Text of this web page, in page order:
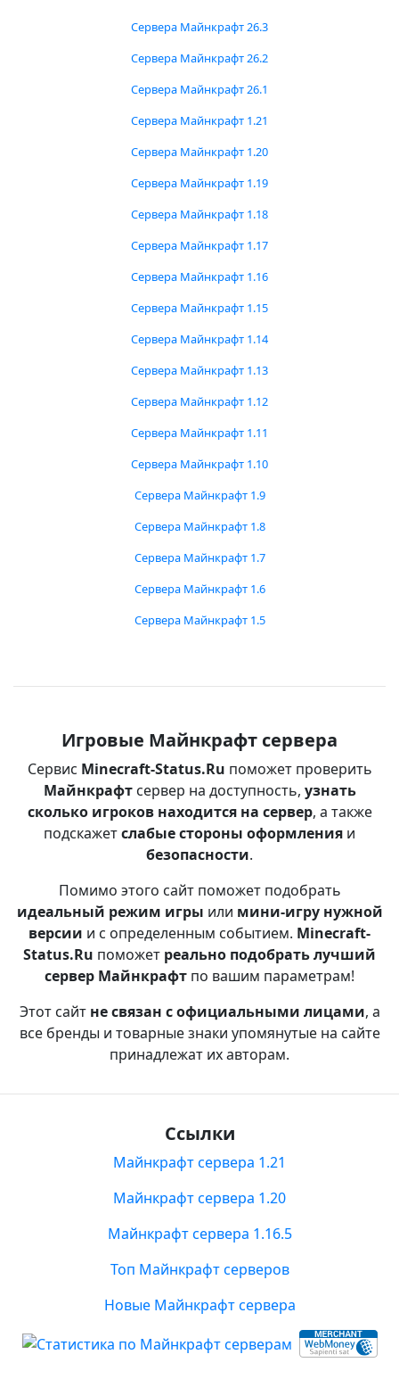
Сервера Майнкрафт 26.3
Сервера Майнкрафт 26.2
Сервера Майнкрафт 26.1
Сервера Майнкрафт 1.21
Сервера Майнкрафт 1.20
Сервера Майнкрафт 1.19
Сервера Майнкрафт 1.18
Сервера Майнкрафт 1.17
Сервера Майнкрафт 1.16
Сервера Майнкрафт 1.15
Сервера Майнкрафт 1.14
Сервера Майнкрафт 1.13
Сервера Майнкрафт 1.12
Сервера Майнкрафт 1.11
Сервера Майнкрафт 1.10
Сервера Майнкрафт 1.9
Сервера Майнкрафт 1.8
Сервера Майнкрафт 1.7
Сервера Майнкрафт 1.6
Сервера Майнкрафт 1.5
Игровые Майнкрафт сервера
Сервис Minecraft-Status.Ru поможет проверить
Майнкрафтсервер на доступность, узнать
сколько игроков находится на сервер, а также
подскажетслабые стороны оформления и
безопасности.
Помимо этого сайт поможет подобрать
идеальный режим игры или мини-игру нужной
версии и с определенным событием. Minecraft-
Status.Ru поможет реально подобрать лучший
сервер Майнкрафт по вашим параметрам!
Этот сайт не связан с официальными лицами, а
все бренды и товарные знаки упомянутые на сайте
принадлежат их авторам.
Ссылки
Майнкрафт сервера 1.21
Майнкрафт сервера 1.20
Майнкрафт сервера 1.16.5
Топ Майнкрафт серверов
Новые Майнкрафт сервера